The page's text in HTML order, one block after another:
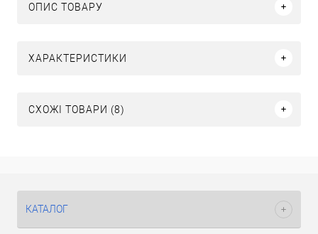
ОПИС ТОВАРУ
ХАРАКТЕРИСТИКИ
СХОЖІ ТОВАРИ (8)
КАТАЛОГ